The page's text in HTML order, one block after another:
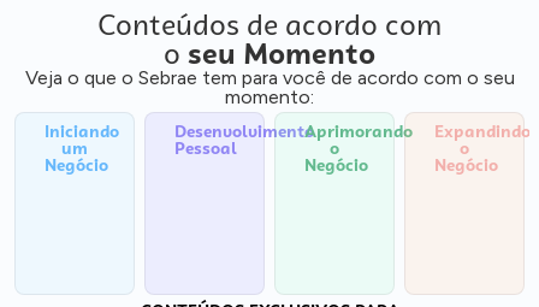
Conteúdos de acordo com
o seu Momento
Veja o que o Sebrae tem para você de acordo com o seu
momento:
Iniciando
um
Negócio
Desenvolvimento
Pessoal
Aprimorando
o
Negócio
Expandindo
o
Negócio